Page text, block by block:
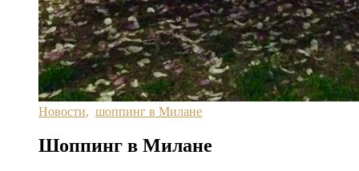
Новости, шоппинг в Милане
Шоппинг в Милане